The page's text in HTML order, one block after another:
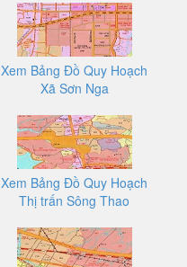
Xem Bảng Đồ Quy Hoạch
Xã Sơn Nga
Xem Bảng Đồ Quy Hoạch
Thị trấn Sông Thao